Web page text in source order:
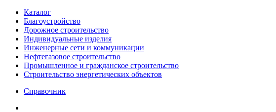
Каталог
Благоустройство
Дорожное строительство
Индивидуальные изделия
Инженерные сети и коммуникации
Нефтегазовое строительство
Промышленное и гражданское строительство
Строительство энергетических объектов
Справочник